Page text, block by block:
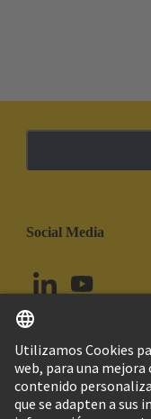
Social Media
Chile